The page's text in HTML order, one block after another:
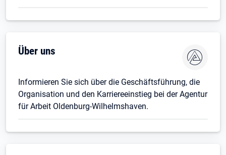
Über uns
Informieren Sie sich über die Geschäftsführung, die
Organisation und den Karriereeinstieg bei der Agentur
für Arbeit Oldenburg-Wilhelmshaven.